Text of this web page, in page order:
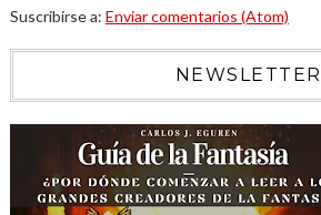
Suscribirse a: Enviar comentarios (Atom)
NEWSLETTER